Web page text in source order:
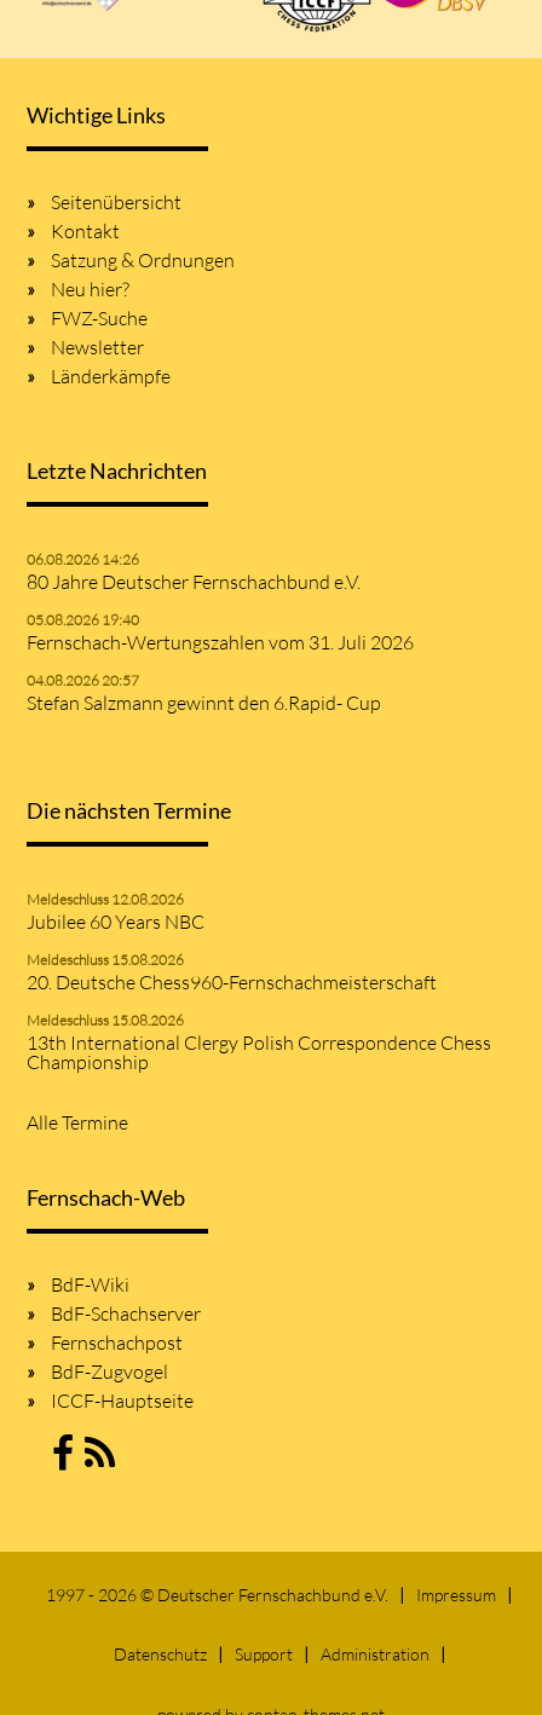
Wichtige Links
Seitenübersicht
Kontakt
Satzung & Ordnungen
Neu hier?
FWZ-Suche
Newsletter
Länderkämpfe
Letzte Nachrichten
06.08.2026 14:26
80 Jahre Deutscher Fernschachbund e.V.
05.08.2026 19:40
Fernschach-Wertungszahlen vom 31. Juli 2026
04.08.2026 20:57
Stefan Salzmann gewinnt den 6.Rapid- Cup
Die nächsten Termine
Meldeschluss 12.08.2026
Jubilee 60 Years NBC
Meldeschluss 15.08.2026
20. Deutsche Chess960-Fernschachmeisterschaft
Meldeschluss 15.08.2026
13th International Clergy Polish Correspondence Chess
Championship
Alle Termine
Fernschach-Web
BdF-Wiki
BdF-Schachserver
Fernschachpost
BdF-Zugvogel
ICCF-Hauptseite
1997 - 2026 © Deutscher Fernschachbund e.V. Impressum
Datenschutz Support Administration